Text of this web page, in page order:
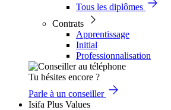
Tous les diplômes
Contrats
Apprentissage
Initial
Professionnalisation
Tu hésites encore ?
Parle à un conseiller
Isifa Plus Values